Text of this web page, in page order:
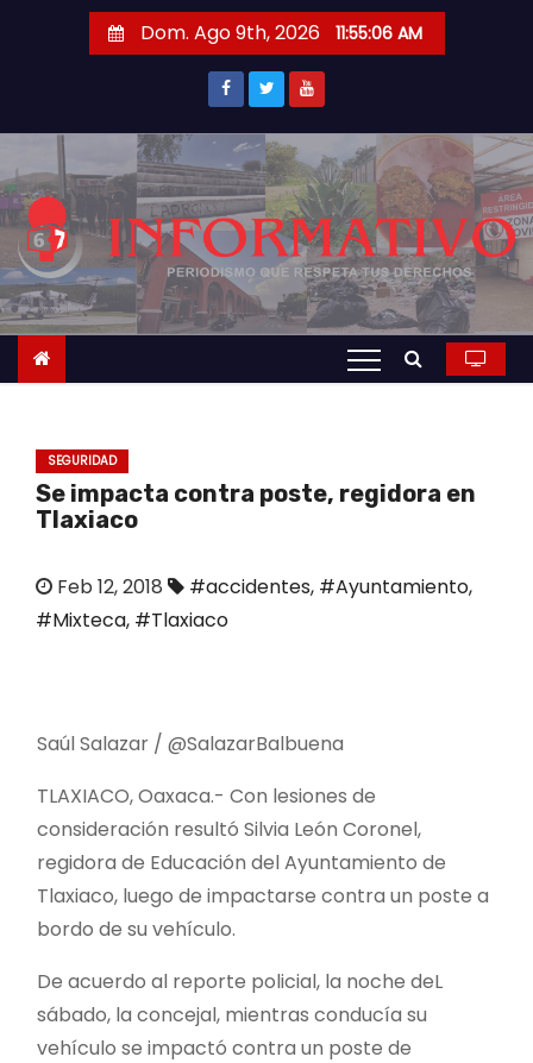
r
a
c
o
t
Dom. Ago 9th, 2026 11:55:06 AM
SEGURIDAD
Se impacta contra poste, regidora en
Tlaxiaco
Feb 12, 2018 #accidentes, #Ayuntamiento,
#Mixteca, #Tlaxiaco
Saúl Salazar / @SalazarBalbuena
TLAXIACO, Oaxaca.- Con lesiones de
consideración resultó Silvia León Coronel,
regidora de Educación del Ayuntamiento de
Tlaxiaco, luego de impactarse contra un poste a
bordo de su vehículo.
De acuerdo al reporte policial, la noche deL
sábado, la concejal, mientras conducía su
vehículo se impactó contra un poste de